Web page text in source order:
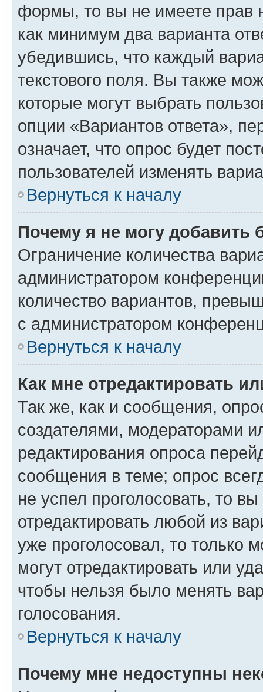
формы, то вы не имеете прав
как минимум два варианта
убедившись, что каждый
текстового поля. Вы также
которые могут выбрать
опции «Вариантов ответа»,
означает, что опрос будет
пользователей изменять
Вернуться к началу
Почему я не могу добавить
Ограничение количества
администратором
количество вариантов,
с администратором
Вернуться к началу
Как мне отредактировать
Так же, как и сообщения,
создателями, модераторами
редактирования опроса
сообщения в теме; опрос
не успел проголосовать, то
отредактировать любой из
уже проголосовал, то только
могут отредактировать или
чтобы нельзя было менять
голосования.
Вернуться к началу
Почему мне недоступны